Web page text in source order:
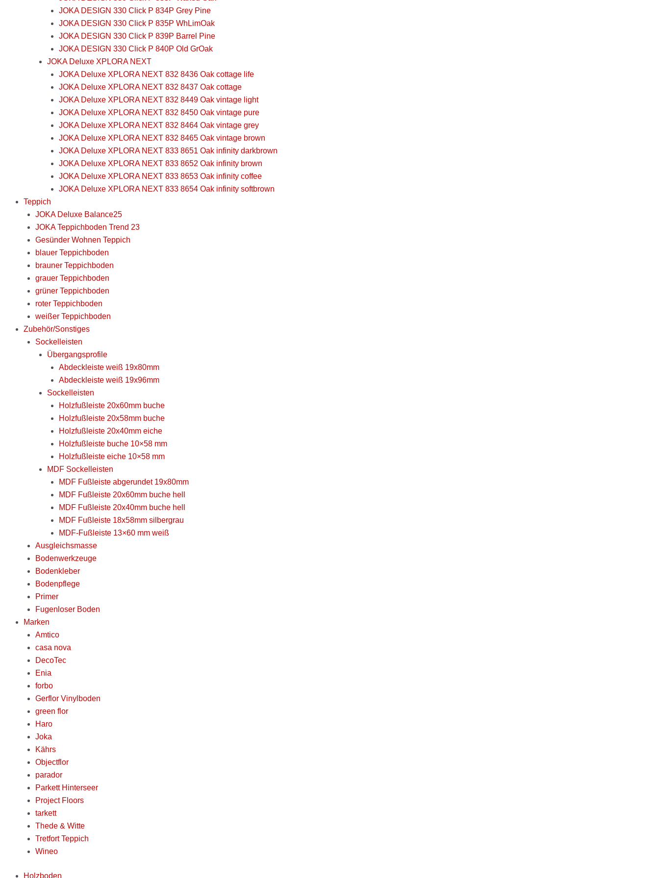
JOKA DESIGN 330 Click P 834P Grey Pine
JOKA DESIGN 330 Click P 835P WhLimOak
JOKA DESIGN 330 Click P 839P Barrel Pine
JOKA DESIGN 330 Click P 840P Old GrOak
JOKA Deluxe XPLORA NEXT
JOKA Deluxe XPLORA NEXT 832 8436 Oak cottage life
JOKA Deluxe XPLORA NEXT 832 8437 Oak cottage
JOKA Deluxe XPLORA NEXT 832 8449 Oak vintage light
JOKA Deluxe XPLORA NEXT 832 8450 Oak vintage pure
JOKA Deluxe XPLORA NEXT 832 8464 Oak vintage grey
JOKA Deluxe XPLORA NEXT 832 8465 Oak vintage brown
JOKA Deluxe XPLORA NEXT 833 8651 Oak infinity darkbrown
JOKA Deluxe XPLORA NEXT 833 8652 Oak infinity brown
JOKA Deluxe XPLORA NEXT 833 8653 Oak infinity coffee
JOKA Deluxe XPLORA NEXT 833 8654 Oak infinity softbrown
Teppich
JOKA Deluxe Balance25
JOKA Teppichboden Trend 23
Gesünder Wohnen Teppich
blauer Teppichboden
brauner Teppichboden
grauer Teppichboden
grüner Teppichboden
roter Teppichboden
weißer Teppichboden
Zubehör/Sonstiges
Sockelleisten
Übergangsprofile
Abdeckleiste weiß 19x80mm
Abdeckleiste weiß 19x96mm
Sockelleisten
Holzfußleiste 20x60mm buche
Holzfußleiste 20x58mm buche
Holzfußleiste 20x40mm eiche
Holzfußleiste buche 10×58 mm
Holzfußleiste eiche 10×58 mm
MDF Sockelleisten
MDF Fußleiste abgerundet 19x80mm
MDF Fußleiste 20x60mm buche hell
MDF Fußleiste 20x40mm buche hell
MDF Fußleiste 18x58mm silbergrau
MDF-Fußleiste 13×60 mm weiß
Ausgleichsmasse
Bodenwerkzeuge
Bodenkleber
Bodenpflege
Primer
Fugenloser Boden
Marken
Amtico
casa nova
DecoTec
Enia
forbo
Gerflor Vinylboden
green flor
Haro
Joka
Kährs
Objectflor
parador
Parkett Hinterseer
Project Floors
tarkett
Thede & Witte
Tretfort Teppich
Wineo
Holzboden